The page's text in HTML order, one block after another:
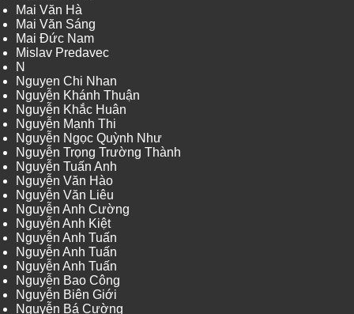
Mai Văn Hà
Mai Văn Sáng
Mai Đức Nam
Mislav Predavec
N
Nguyen Chi Nhan
Nguyễn Khánh Thuận
Nguyễn Khắc Huân
Nguyễn Mạnh Thi
Nguyễn Ngọc Quỳnh Như
Nguyễn Trọng Trường Thành
Nguyễn Tuấn Anh
Nguyễn Văn Hào
Nguyễn Văn Liêu
Nguyễn Anh Cường
Nguyễn Anh Kiệt
Nguyễn Anh Tuấn
Nguyễn Anh Tuấn
Nguyễn Anh Tuấn
Nguyễn Bao Công
Nguyễn Biên Giới
Nguyễn Bá Cường